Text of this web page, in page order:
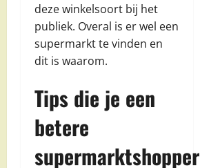
deze winkelsoort bij het
publiek. Overal is er wel een
supermarkt te vinden en
dit is waarom.
Tips die je een
betere
supermarktshopper